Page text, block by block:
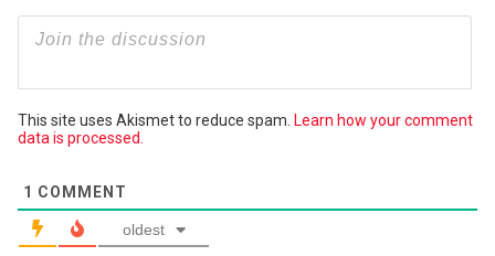
This site uses Akismet to reduce spam. Learn how your comment
data is processed.
1 COMMENT
oldest